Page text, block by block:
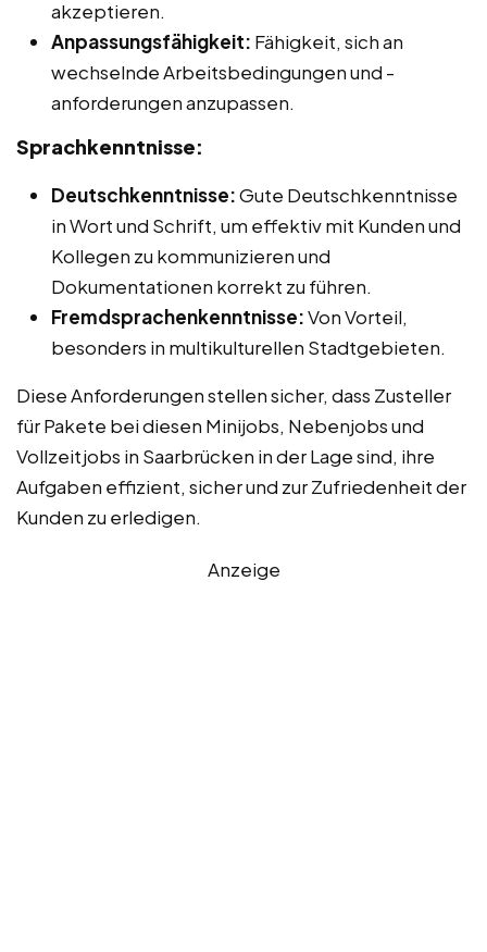
akzeptieren.
Anpassungsfähigkeit: Fähigkeit, sich an
wechselnde Arbeitsbedingungen und -
anforderungen anzupassen.
Sprachkenntnisse:
Deutschkenntnisse:Gute Deutschkenntnisse
in Wort und Schrift, um effektiv mit Kunden und
Kollegen zu kommunizieren und
Dokumentationen korrekt zu führen.
Fremdsprachenkenntnisse:Von Vorteil,
besonders in multikulturellen Stadtgebieten.
Diese Anforderungen stellen sicher, dass Zusteller
für Pakete bei diesen Minijobs, Nebenjobs und
Vollzeitjobs in Saarbrücken in der Lage sind, ihre
Aufgaben effizient, sicher und zur Zufriedenheit der
Kunden zu erledigen.
Anzeige